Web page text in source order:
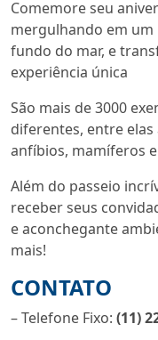
Comemore seu
mergulhando em
fundo do mar, e
experiência única
São mais de 3000
diferentes, entre
anfíbios, mamíferos e
Além do passeio
receber seus
e aconchegante
mais!
CONTATO
– Telefone Fixo: (11)